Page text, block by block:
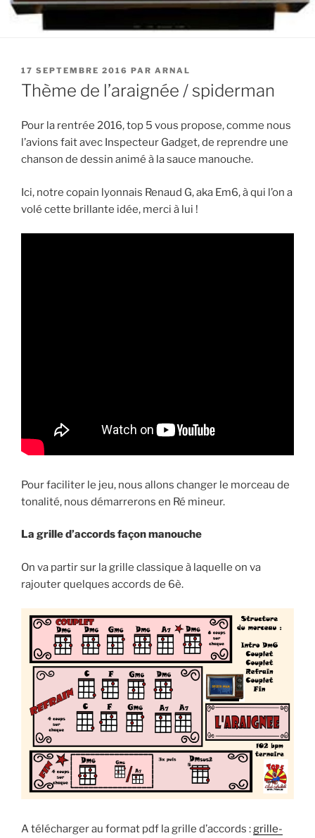
PUBLIÉ
LE
17 SEPTEMBRE 2016 PAR ARNAL
Thème de l’araignée / spiderman
Pour la rentrée 2016, top 5 vous propose, comme nous
l’avions fait avec Inspecteur Gadget, de reprendre une
chanson de dessin animé à la sauce manouche.
Ici, notre copain lyonnais Renaud G, aka Em6, à qui l’on a
volé cette brillante idée, merci à lui !
Pour faciliter le jeu, nous allons changer le morceau de
tonalité, nous démarrerons en Ré mineur.
La grille d’accords façon manouche
On va partir sur la grille classique à laquelle on va
rajouter quelques accords de 6è.
A télécharger au format pdf la grille d’accords :grille-